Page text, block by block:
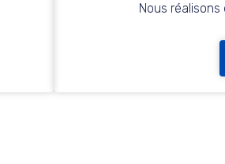
Nous réalisons